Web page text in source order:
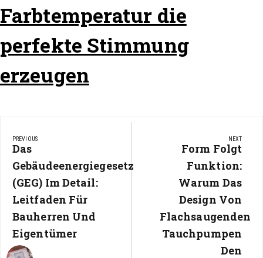
Farbtemperatur die
perfekte Stimmung
erzeugen
Beitragsnavigation
PREVIOUS
Previous
Post:
Das
Gebäudeenergiegesetz
(GEG) Im Detail:
Leitfaden Für
Bauherren Und
Eigentümer
NEXT
Next
Post:
Form Folgt
Funktion:
Warum Das
Design Von
Flachsaugenden
Tauchpumpen
Den